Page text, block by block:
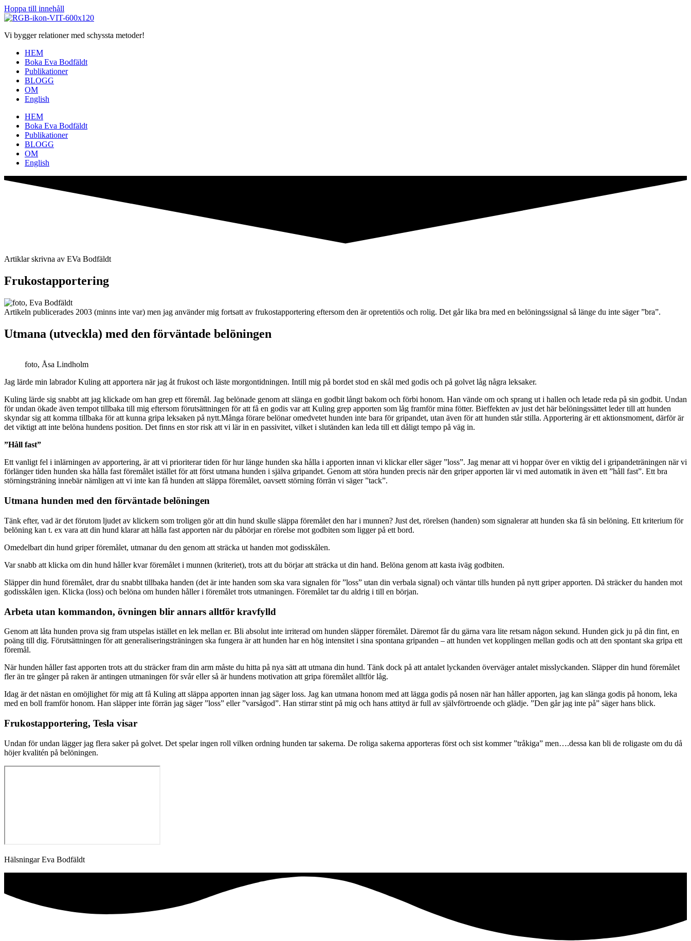
Hoppa till innehåll
Vi bygger relationer med schyssta metoder!
HEM
Boka Eva Bodfäldt
Publikationer
BLOGG
OM
English
HEM
Boka Eva Bodfäldt
Publikationer
BLOGG
OM
English
Artiklar skrivna av EVa Bodfäldt
Frukostapportering
Artikeln publicerades 2003 (minns inte var) men jag använder mig fortsatt av frukostapportering eftersom den är opretentiös och rolig. Det går lika bra med en belöningssignal så länge du inte säger ”bra”.
Utmana (utveckla) med den förväntade belöningen
foto, Åsa Lindholm
Jag lärde min labrador Kuling att apportera när jag åt frukost och läste morgontidningen. Intill mig på bordet stod en skål med godis och på golvet låg några leksaker.
Kuling lärde sig snabbt att jag klickade om han grep ett föremål. Jag belönade genom att slänga en godbit långt bakom och förbi honom. Han vände om och sprang ut i hallen och letade reda på sin godbit. Undan
för undan ökade även tempot tillbaka till mig eftersom förutsättningen för att få en godis var att Kuling grep apporten som låg framför mina fötter. Bieffekten av just det här belöningssättet leder till att hunden
skyndar sig att komma tillbaka för att kunna gripa leksaken på nytt.Många förare belönar omedvetet hunden inte bara för gripandet, utan även för att hunden står stilla. Apportering är ett aktionsmoment, därför är
det viktigt att inte belöna hundens position. Det finns en stor risk att vi lär in en passivitet, vilket i slutänden kan leda till ett dåligt tempo på väg in.
”Håll fast”
Ett vanligt fel i inlärningen av apportering, är att vi prioriterar tiden för hur länge hunden ska hålla i apporten innan vi klickar eller säger ”loss”. Jag menar att vi hoppar över en viktig del i gripandeträningen när vi
förlänger tiden hunden ska hålla fast föremålet istället för att först utmana hunden i själva gripandet. Genom att störa hunden precis när den griper apporten lär vi med automatik in även ett ”håll fast”. Ett bra
störningsträning innebär nämligen att vi inte kan få hunden att släppa föremålet, oavsett störning förrän vi säger ”tack”.
Utmana hunden med den förväntade belöningen
Tänk efter, vad är det förutom ljudet av klickern som troligen gör att din hund skulle släppa föremålet den har i munnen? Just det, rörelsen (handen) som signalerar att hunden ska få sin belöning. Ett kriterium för
belöning kan t. ex vara att din hund klarar att hålla fast apporten när du påbörjar en rörelse mot godbiten som ligger på ett bord.
Omedelbart din hund griper föremålet, utmanar du den genom att sträcka ut handen mot godisskålen.
Var snabb att klicka om din hund håller kvar föremålet i munnen (kriteriet), trots att du börjar att sträcka ut din hand. Belöna genom att kasta iväg godbiten.
Släpper din hund föremålet, drar du snabbt tillbaka handen (det är inte handen som ska vara signalen för ”loss” utan din verbala signal) och väntar tills hunden på nytt griper apporten. Då sträcker du handen mot
godisskålen igen. Klicka (loss) och belöna om hunden håller i föremålet trots utmaningen. Föremålet tar du aldrig i till en början.
Arbeta utan kommandon, övningen blir annars alltför kravfylld
Genom att låta hunden prova sig fram utspelas istället en lek mellan er. Bli absolut inte irriterad om hunden släpper föremålet. Däremot får du gärna vara lite retsam någon sekund. Hunden gick ju på din fint, en
poäng till dig. Förutsättningen för att generaliseringsträningen ska fungera är att hunden har en hög intensitet i sina spontana gripanden – att hunden vet kopplingen mellan godis och att den spontant ska gripa ett
föremål.
När hunden håller fast apporten trots att du sträcker fram din arm måste du hitta på nya sätt att utmana din hund. Tänk dock på att antalet lyckanden överväger antalet misslyckanden. Släpper din hund föremålet
fler än tre gånger på raken är antingen utmaningen för svår eller så är hundens motivation att gripa föremålet alltför låg.
Idag är det nästan en omöjlighet för mig att få Kuling att släppa apporten innan jag säger loss. Jag kan utmana honom med att lägga godis på nosen när han håller apporten, jag kan slänga godis på honom, leka
med en boll framför honom. Han släpper inte förrän jag säger ”loss” eller ”varsågod”. Han stirrar stint på mig och hans attityd är full av självförtroende och glädje. ”Den går jag inte på” säger hans blick.
Frukostapportering, Tesla visar
Undan för undan lägger jag flera saker på golvet. Det spelar ingen roll vilken ordning hunden tar sakerna. De roliga sakerna apporteras först och sist kommer ”tråkiga” men….dessa kan bli de roligaste om du då
höjer kvalitén på belöningen.
Hälsningar Eva Bodfäldt